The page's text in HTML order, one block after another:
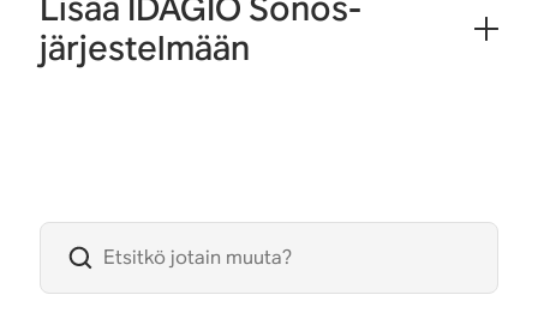
järjestelmään